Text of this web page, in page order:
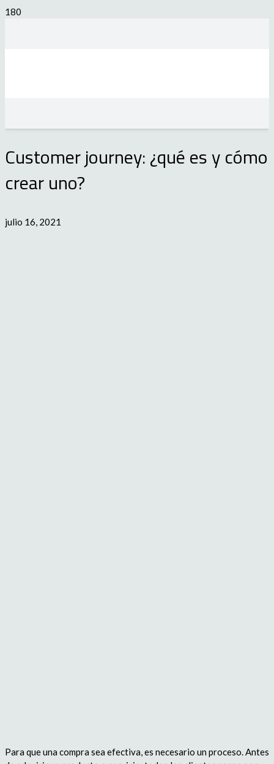
Customer journey: ¿qué es y cómo
crear uno?
julio 16, 2021
Para que una compra sea efectiva, es necesario un proceso. Antes